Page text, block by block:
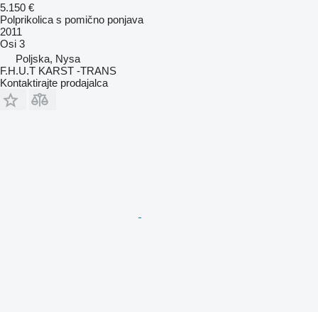
5.150 €
Polprikolica s pomično ponjava
2011
Osi 3
Poljska, Nysa
F.H.U.T KARST -TRANS
Kontaktirajte prodajalca